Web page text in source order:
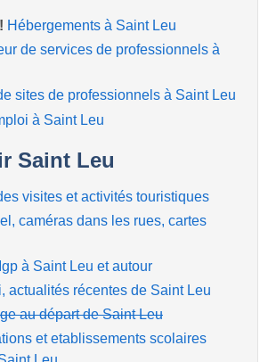
Hébergements à Saint Leu
de services de professionnels à
sites de professionnels à Saint Leu
à Saint Leu
Saint Leu
visites et activités touristiques
caméras dans les rues, cartes
à Saint Leu et autour
actualités récentes de Saint Leu
au départ de Saint Leu
et etablissements scolaires